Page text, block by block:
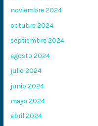
noviembre 2024
octubre 2024
septiembre 2024
agosto 2024
julio 2024
junio 2024
mayo 2024
abril 2024